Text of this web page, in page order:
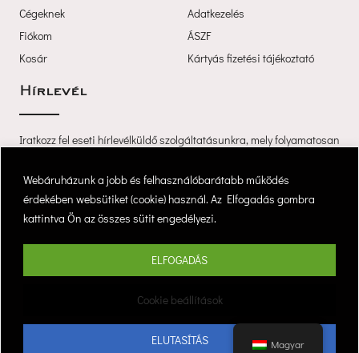
Webáruházunk a jobb és felhasználóbarátabb működés
érdekében websütiket (cookie) használ. Az Elfogadás gombra
kattintva Ön az összes sütit engedélyezi.
Cookie beállítások
ELUTASÍTÁS
ELFOGADÁS
Cégeknek
Fiókom
Kosár
Adatkezelé
ÁSZF
Kártyás fizetési tájékoztató
Hírlevél
Iratkozz fel eseti hírlevélküldő szolgáltatásunkra, mely folyamatosan
Copyright © 2025 Cocó7, Minden jog fenntartva.
Magyar